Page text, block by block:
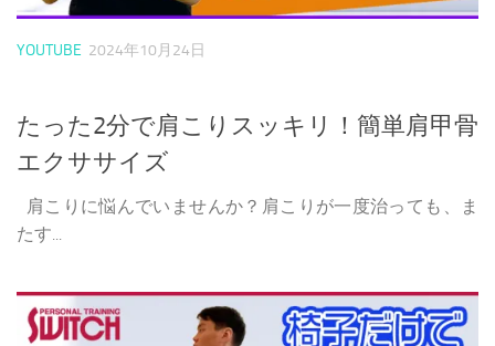
YOUTUBE 2024年10月24日
たった2分で肩こりスッキリ！簡単肩甲骨
エクササイズ
肩こりに悩んでいませんか？肩こりが一度治っても、ま
たす...